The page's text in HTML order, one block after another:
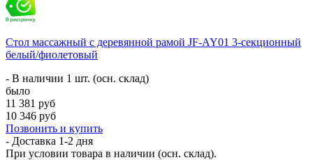
Стол массажный с деревянной рамой JF-AY01 3-секционный
белый/фиолетовый
- В наличии 1 шт. (осн. склад)
было
11 381 руб
10 346 руб
Позвонить и купить
- Доставка 1-2 дня
При условии товара в наличии (осн. склад).